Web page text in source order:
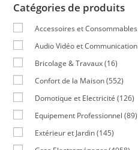
Catégories de produits
Accessoires et Consommables
Audio Vidéo et Communication
Bricolage & Travaux (16)
Confort de la Maison (552)
Domotique et Electricité (126)
Equipement Professionnel (89)
Extérieur et Jardin (145)